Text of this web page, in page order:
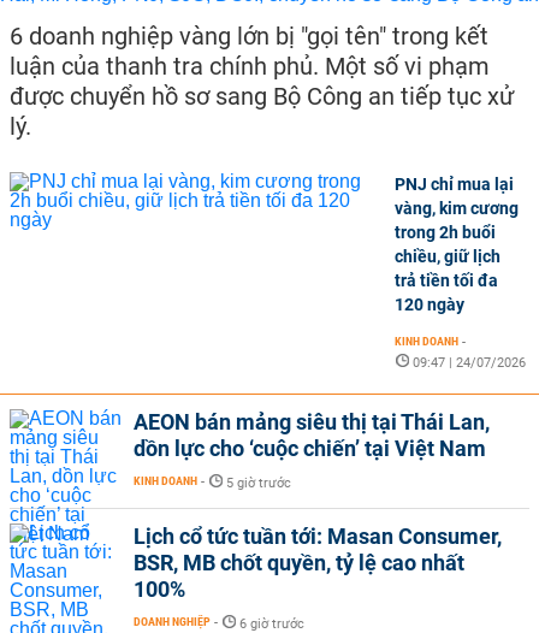
6 doanh nghiệp vàng lớn bị "gọi tên" trong kết
luận của thanh tra chính phủ. Một số vi phạm
được chuyển hồ sơ sang Bộ Công an tiếp tục xử
lý.
PNJ chỉ mua lại
vàng, kim cương
trong 2h buổi
chiều, giữ lịch
trả tiền tối đa
120 ngày
KINH DOANH -
09:47 | 24/07/2026
AEON bán mảng siêu thị tại Thái Lan,
dồn lực cho ‘cuộc chiến’ tại Việt Nam
KINH DOANH - 5 giờ trước
Lịch cổ tức tuần tới: Masan Consumer,
BSR, MB chốt quyền, tỷ lệ cao nhất
100%
DOANH NGHIỆP - 6 giờ trước